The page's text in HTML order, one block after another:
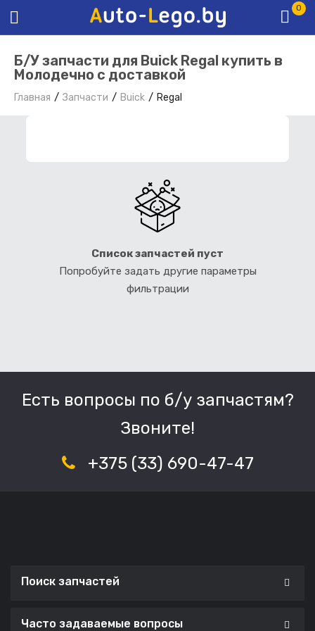
0
Б/У запчасти для Buick Regal купить в
Молодечно с доставкой
Главная Запчасти Buick Regal
Список запчастей пуст
Попробуйте задать другие параметры
фильтрации
Есть вопросы по б/у запчастям?
Звоните!
+375 (33) 690-47-47
Поиск запчастей
Часто задаваемые вопросы